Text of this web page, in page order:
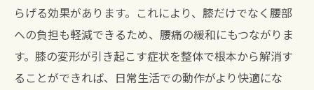
らげる効果があります。これにより、膝だけでなく腰部
への負担も軽減できるため、腰痛の緩和にもつながりま
す。膝の変形が引き起こす症状を整体で根本から解消す
ることができれば、日常生活での動作がより快適にな